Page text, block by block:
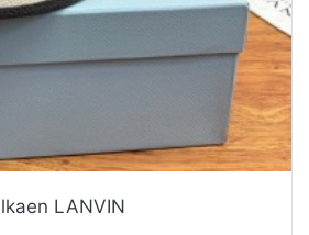
LANVIN